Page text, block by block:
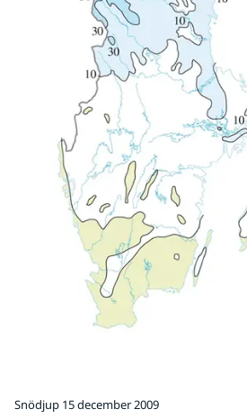
Snödjup 15 december 2009